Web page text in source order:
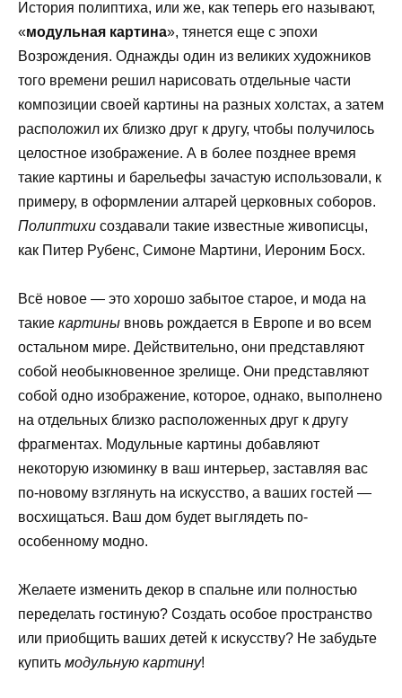
История полиптиха, или же, как теперь его называют,
«модульная картина», тянется еще с эпохи
Возрождения. Однажды один из великих художников
того времени решил нарисовать отдельные части
композиции своей картины на разных холстах, а затем
расположил их близко друг к другу, чтобы получилось
целостное изображение. А в более позднее время
такие картины и барельефы зачастую использовали, к
примеру, в оформлении алтарей церковных соборов.
Полиптихи создавали такие известные живописцы,
как Питер Рубенс, Симоне Мартини, Иероним Босх.
Всё новое — это хорошо забытое старое, и мода на
такие картины вновь рождается в Европе и во всем
остальном мире. Действительно, они представляют
собой необыкновенное зрелище. Они представляют
собой одно изображение, которое, однако, выполнено
на отдельных близко расположенных друг к другу
фрагментах. Модульные картины добавляют
некоторую изюминку в ваш интерьер, заставляя вас
по-новому взглянуть на искусство, а ваших гостей —
восхищаться. Ваш дом будет выглядеть по-
особенному модно.
Желаете изменить декор в спальне или полностью
переделать гостиную? Создать особое пространство
или приобщить ваших детей к искусству? Не забудьте
купить модульную картину!